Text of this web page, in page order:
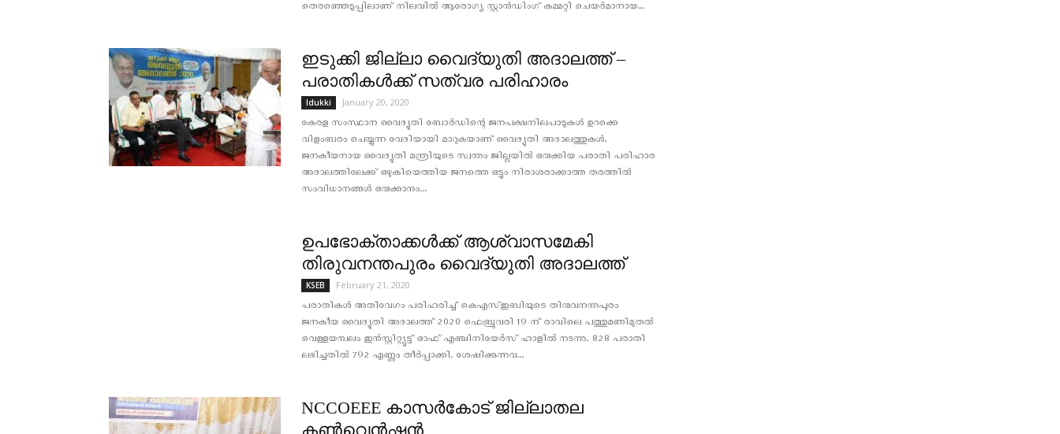
തെരഞ്ഞെടുപ്പിലാണ് നിലവില്‍ ആരോഗ്യ സ്റ്റാന്‍ഡിംഗ് കമ്മറ്റി ചെയര്‍മാനായ...
ഇടുക്കി ജില്ലാ വൈദ്യുതി അദാലത്ത് –
പരാതികള്‍ക്ക് സത്വര പരിഹാരം
Idukki January 20, 2020
കേരള സംസ്ഥാന വൈദ്യുതി ബോര്‍ഡിന്റെ ജനപക്ഷനിലപാടുകള്‍ ഉറക്കെ
വിളംബരം ചെയ്യുന്ന വേദിയായി മാറുകയാണ് വൈദ്യുതി അദാലത്തുകള്‍.
ജനകീയനായ വൈദ്യുതി മന്ത്രിയുടെ സ്വന്തം ജില്ലയില്‍ ഒരുക്കിയ പരാതി പരിഹാര
അദാലത്തിലേക്ക് ഒഴുകിയെത്തിയ ജനത്തെ ഒട്ടും നിരാശരാക്കാത്ത തരത്തില്‍
സംവിധാനങ്ങള്‍ ഒരുക്കാനും...
ഉപഭോക്താക്കൾക്ക് ആശ്വാസമേകി
തിരുവനന്തപുരം വൈദ്യുതി അദാലത്ത്
KSEB February 21, 2020
പരാതികൾ അതിവേഗം പരിഹരിച്ച്‌ കെഎസ്‌ഇബിയുടെ തിരുവനന്തപുരം
ജനകീയ വൈദ്യുതി അദാലത്ത്‌ 2020 ഫെബ്രുവരി 19 ന് രാവിലെ പത്തുമണിമുതൽ
വെള്ളയമ്പലം ഇൻസ്റ്റിറ്റ്യൂട്ട് ഓഫ് എഞ്ചിനിയേർസ് ഹാളിൽ നടന്നു. 828 പരാതി
ലഭിച്ചതിൽ 792 എണ്ണം തീർപ്പാക്കി. ശേഷിക്കുന്നവ...
NCCOEEE കാസര്‍കോട് ജില്ലാതല
കണ്‍വെന്‍ഷന്‍